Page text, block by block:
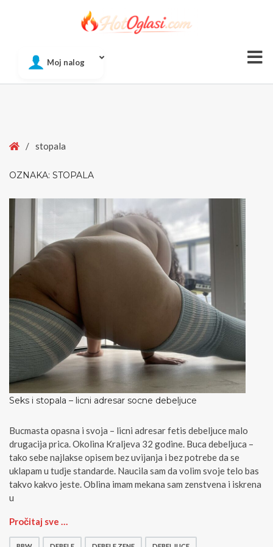
Moj nalog
Home
/ stopala
OZNAKA: STOPALA
Seks i stopala – licni adresar socne debeljuce
Bucmasta opasna i svoja – licni adresar fetis debeljuce malo
drugacija prica. Okolina Kraljeva 32 godine. Buca debeljuca –
tako sebe najlakse opisem bez uvijanja i bez potrebe da se
uklapam u tudje standarde. Naucila sam da volim svoje telo bas
takvo kakvo jeste. Oblina imam mekana sam zenstvena i iskrena
u
S
Pročitaj sve …